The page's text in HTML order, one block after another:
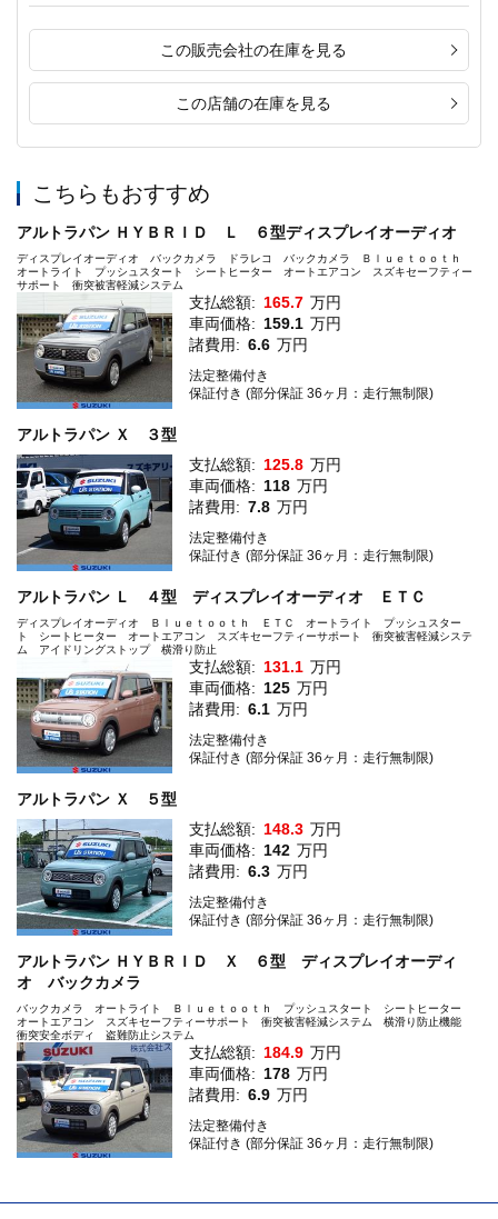
この販売会社の在庫を見る
この店舗の在庫を見る
こちらもおすすめ
アルトラパン ＨＹＢＲＩＤ Ｌ ６型ディスプレイオーディオ
ディスプレイオーディオ バックカメラ ドラレコ バックカメラ Ｂｌｕｅｔｏｏｔｈ
オートライト プッシュスタート シートヒーター オートエアコン スズキセーフティー
サポート 衝突被害軽減システム
支払総額: 165.7 万円
車両価格: 159.1 万円
諸費用: 6.6 万円
法定整備付き
保証付き (部分保証 36ヶ月：走行無制限)
アルトラパン Ｘ ３型
支払総額: 125.8 万円
車両価格: 118 万円
諸費用: 7.8 万円
法定整備付き
保証付き (部分保証 36ヶ月：走行無制限)
アルトラパン Ｌ ４型 ディスプレイオーディオ ＥＴＣ
ディスプレイオーディオ Ｂｌｕｅｔｏｏｔｈ ＥＴＣ オートライト プッシュスター
ト シートヒーター オートエアコン スズキセーフティーサポート 衝突被害軽減システ
ム アイドリングストップ 横滑り防止
支払総額: 131.1 万円
車両価格: 125 万円
諸費用: 6.1 万円
法定整備付き
保証付き (部分保証 36ヶ月：走行無制限)
アルトラパン Ｘ ５型
支払総額: 148.3 万円
車両価格: 142 万円
諸費用: 6.3 万円
法定整備付き
保証付き (部分保証 36ヶ月：走行無制限)
アルトラパン ＨＹＢＲＩＤ Ｘ ６型 ディスプレイオーディ
オ バックカメラ
バックカメラ オートライト Ｂｌｕｅｔｏｏｔｈ プッシュスタート シートヒーター
オートエアコン スズキセーフティーサポート 衝突被害軽減システム 横滑り防止機能
衝突安全ボディ 盗難防止システム
支払総額: 184.9 万円
車両価格: 178 万円
諸費用: 6.9 万円
法定整備付き
保証付き (部分保証 36ヶ月：走行無制限)